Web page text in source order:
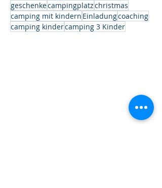
geschenkecampingplatzchristmas
camping mit kindern Einladungcoaching
camping kindercamping 3 Kinder